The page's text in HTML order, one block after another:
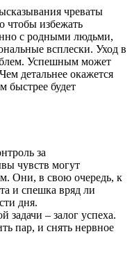
чреваты
чтобы избежать
с родными людьми,
всплески. Уход в
Успешным может
детальнее окажется
быстрее будет
за
чувств могут
Они, в свою очередь, к
и спешка вряд ли
дня.
задачи – залог успеха.
пар, и снять нервное